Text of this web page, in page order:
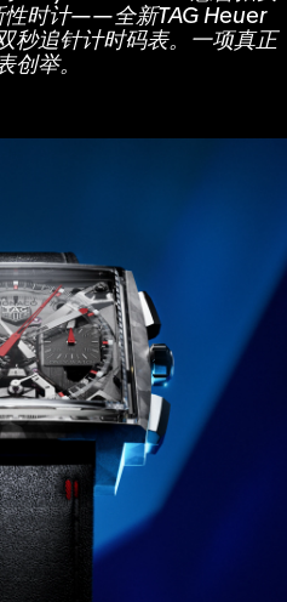
性时计——全新TAG Heuer
秒追针计时码表。一项真正
创举。